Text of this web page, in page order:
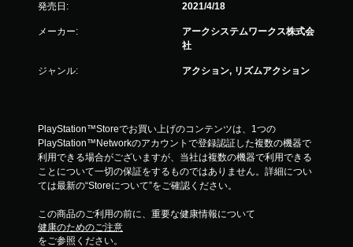
発売日: 2021/4/18
メーカー:
アークシステムワークス株式会
社
ジャンル: アクション, リズムアクション
PlayStation™Storeでお買い上げのコンテンツは、1つの
PlayStation™Networkのアカウントで登録認証した複数の機器で
利用できる場合がございますが、当社は複数の機器で利用できる
ことについて一切の保証をするものではありません。詳細につい
ては最新の“Storeについて”をご確認ください。
この商品のご利用の前に、重要な健康情報について
健康のためのご注意
をご参照ください。